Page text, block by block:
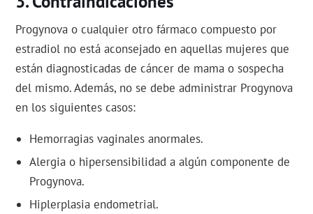
Progynova o cualquier otro fármaco compuesto por
estradiol no está aconsejado en aquellas mujeres que
están diagnosticadas de cáncer de mama o sospecha
del mismo. Además, no se debe administrar Progynova
en los siguientes casos:
Hemorragias vaginales anormales.
Alergia o hipersensibilidad a algún componente de
Progynova.
Hiplerplasia endometrial.